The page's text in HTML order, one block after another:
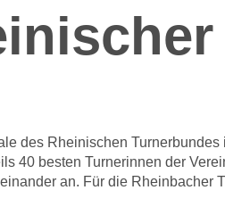
des Rheinischen
40 besten Turnerinnen der
an. Für die Rheinbacher